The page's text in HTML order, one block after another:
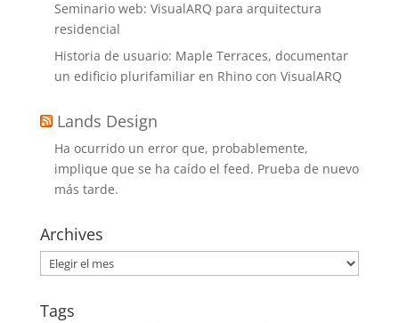
Seminario web: VisualARQ para arquitectura
residencial
Historia de usuario: Maple Terraces, documentar
un edificio plurifamiliar en Rhino con VisualARQ
Lands Design
Ha ocurrido un error que, probablemente,
implique que se ha caído el feed. Prueba de nuevo
más tarde.
Archives
Archives
Tags